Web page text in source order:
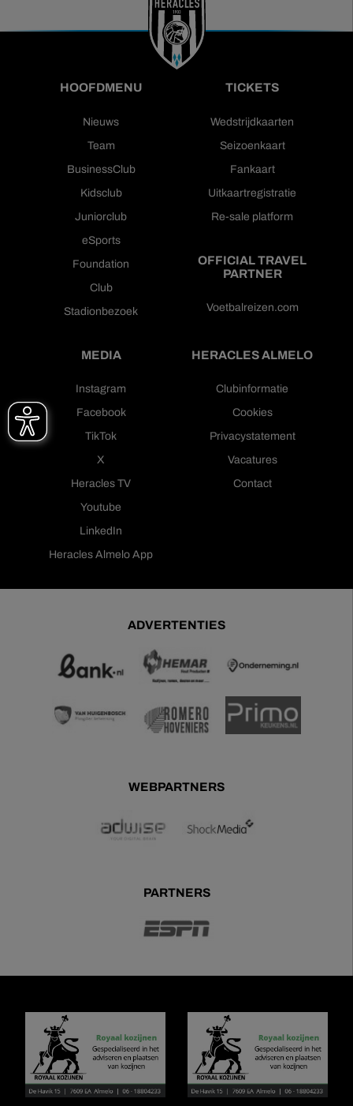
HOOFDMENU
Nieuws
Team
BusinessClub
Kidsclub
Juniorclub
eSports
Foundation
Club
Stadionbezoek
TICKETS
Wedstrijdkaarten
Seizoenkaart
Fankaart
Uitkaartregistratie
Re-sale platform
OFFICIAL TRAVEL
PARTNER
Voetbalreizen.com
MEDIA
Instagram
Facebook
TikTok
X
Heracles TV
Youtube
LinkedIn
Heracles Almelo App
HERACLES ALMELO
Clubinformatie
Cookies
Privacystatement
Vacatures
Contact
ADVERTENTIES
WEBPARTNERS
PARTNERS